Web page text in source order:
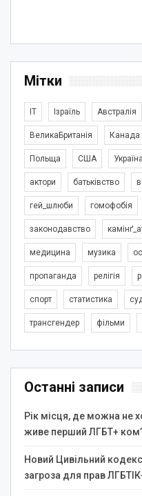
Мітки
IT Ізраїль Австралія
ВеликаБританія Канада
Польща США Україна
актори батьківство
гей_шлюби гомофобія
законодавство
медицина музика
пропаганда релігія
спорт статистика
трансгендер фільми
Останні записи
Рік місця, де можна не
живе перший ЛГБТ+
Новий Цивільний
загроза для прав